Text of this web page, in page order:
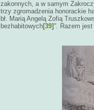
zakonnych, a w samym
trzy zgromadzenia honorackie
bł. Marią Angelą Zofią
bezhabitowych[39] ". Razem